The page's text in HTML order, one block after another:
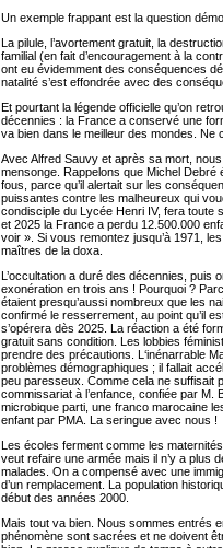
Un exemple frappant est la question
La pilule, l’avortement gratuit, la
familial (en fait d’encouragement à la
ont eu évidemment des conséquences
natalité s’est effondrée avec des
Et pourtant la légende officielle qu’on
décennies : la France a conservé une
va bien dans le meilleur des mondes. Ne
Avec Alfred Sauvy et après sa mort,
mensonge. Rappelons que Michel Debré
fous, parce qu’il alertait sur les
puissantes contre les malheureux qui
condisciple du Lycée Henri IV, fera toute
et 2025 la France a perdu 12.500.000
voir ». Si vous remontez jusqu’à 1971,
maîtres de la doxa.
L’occultation a duré des décennies, puis
exonération en trois ans ! Pourquoi ?
étaient presqu’aussi nombreux que les
confirmé le resserrement, au point qu’il
s’opérera dès 2025. La réaction a été
gratuit sans condition. Les lobbies
prendre des précautions. L‘inénarrable
problèmes démographiques ; il fallait
peu paresseux. Comme cela ne suffisait
commissariat à l’enfance, confiée par
microbique parti, une franco marocaine
enfant par PMA. La seringue avec nous !
Les écoles ferment comme les
veut refaire une armée mais il n’y a plus
malades. On a compensé avec une
d’un remplacement. La population
début des années 2000.
Mais tout va bien. Nous sommes entrés
phénomène sont sacrées et ne doivent